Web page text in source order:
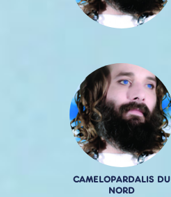
CAMELOPARDALIS DU
NORD